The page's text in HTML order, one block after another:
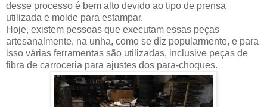
desse processo é bem alto devido ao tipo de prensa
utilizada e molde para estampar.
Hoje, existem pessoas que executam essas peças
artesanalmente, na unha, como se diz popularmente, e para
isso várias ferramentas são utilizadas, inclusive peças de
fibra de carroceria para ajustes dos para-choques.